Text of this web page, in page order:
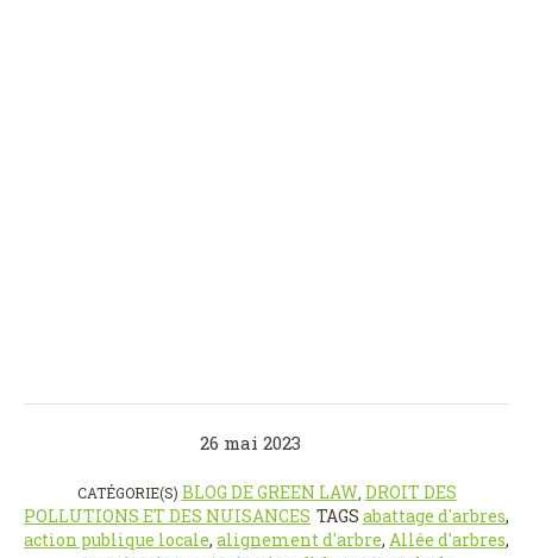
26 mai 2023
CATÉGORIE(S) BLOG DE GREEN LAW, DROIT DES
POLLUTIONS ET DES NUISANCES TAGS abattage d'arbres,
action publique locale, alignement d'arbre, Allée d'arbres,